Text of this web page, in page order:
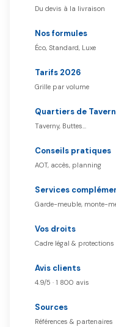
Du devis à la livraison
Nos formules
Éco, Standard, Luxe
Tarifs 2026
Grille par volume
Quartiers de
Taverny, Buttes…
Conseils pratiques
AOT, accès, planning
Services
Garde-meuble, monte-
Vos droits
Cadre légal & protections
Avis clients
4.9/5 · 1 800 avis
Sources
Références & partenaires